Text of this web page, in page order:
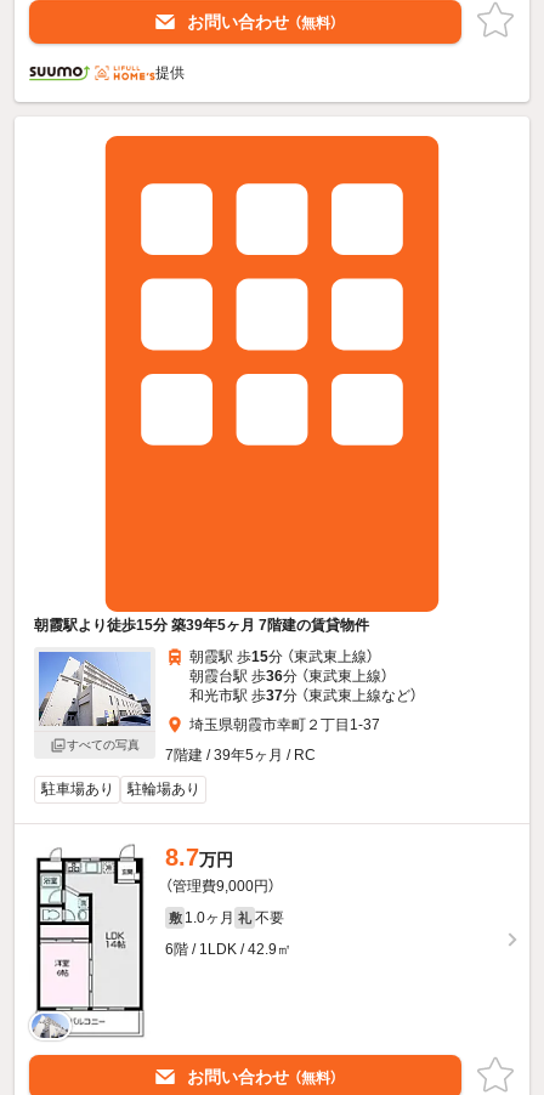
お問い合わせ （無料）
提供
朝霞駅より徒歩15分 築39年5ヶ月 7階建の賃貸物件
すべての写真
朝霞駅 歩15分 （東武東上線）
朝霞台駅 歩36分 （東武東上線）
和光市駅 歩37分 （東武東上線など）
埼玉県朝霞市幸町２丁目1-37
7階建 / 39年5ヶ月 / RC
駐車場あり
駐輪場あり
8.7万円
（管理費9,000円）
敷 1.0ヶ月 礼 不要
6階 / 1LDK / 42.9㎡
お問い合わせ （無料）